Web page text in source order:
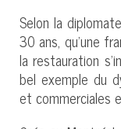
Selon la
30 ans, qu’une
la restauration
bel exemple du
et commerciales